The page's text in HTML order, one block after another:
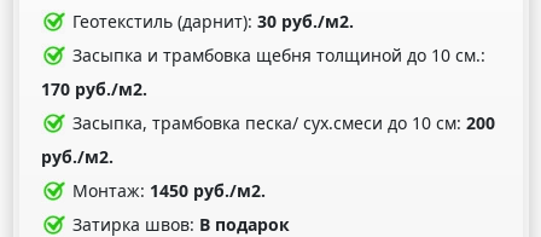
Геотекстиль (дарнит):30 руб./м2.
Засыпка и трамбовка щебня толщиной до 10 см.:
170 руб./м2.
Засыпка, трамбовка песка/ сух.смеси до 10 см:200
руб./м2.
Монтаж: 1450 руб./м2.
Затирка швов: В подарок